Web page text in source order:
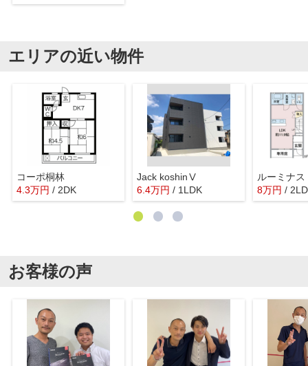
エリアの近い物件
コーポ桐林
4.3万円 / 2DK
Jack koshinⅤ
6.4万円 / 1LDK 8万円 /
お客様の声